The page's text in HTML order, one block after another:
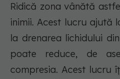
Ridică zona vânătă
inimii. Acest lucru ajută
la drenarea lichidului
poate reduce, de
compresia. Acest lucru